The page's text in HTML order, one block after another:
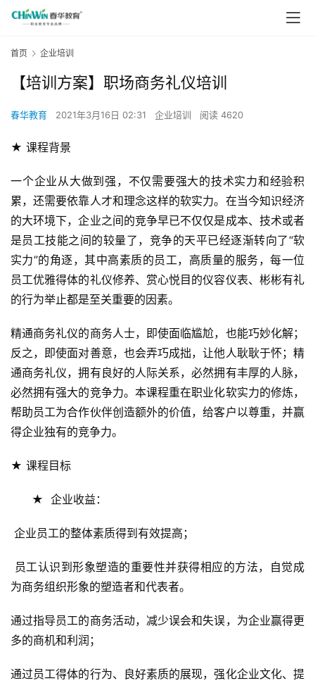
首页 企业培训
【培训方案】职场商务礼仪培训
春华教育 2021年3月16日 02:31 企业培训 阅读 4620
★ 课程背景
一个企业从大做到强，不仅需要强大的技术实力和经验积
累，还需要依靠人才和理念这样的软实力。在当今知识经济
的大环境下，企业之间的竞争早已不仅仅是成本、技术或者
是员工技能之间的较量了，竞争的天平已经逐渐转向了“软
实力”的角逐，其中高素质的员工，高质量的服务，每一位
员工优雅得体的礼仪修养、赏心悦目的仪容仪表、彬彬有礼
的行为举止都是至关重要的因素。
精通商务礼仪的商务人士，即使面临尴尬，也能巧妙化解；
反之，即使面对善意，也会弄巧成拙，让他人耿耿于怀；精
通商务礼仪，拥有良好的人际关系，必然拥有丰厚的人脉，
必然拥有强大的竞争力。本课程重在职业化软实力的修炼，
帮助员工为合作伙伴创造额外的价值，给客户以尊重，并赢
得企业独有的竞争力。
★ 课程目标
      ★  企业收益：
企业员工的整体素质得到有效提高；
员工认识到形象塑造的重要性并获得相应的方法，自觉成
为商务组织形象的塑造者和代表者。
通过指导员工的商务活动，减少误会和失误，为企业赢得更
多的商机和利润；
通过员工得体的行为、良好素质的展现，强化企业文化、提